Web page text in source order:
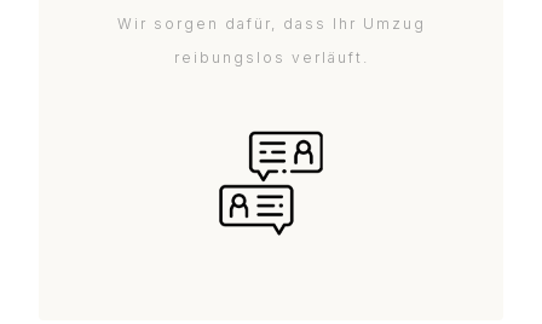
Wir sorgen dafür, dass Ihr Umzug
reibungslos verläuft.